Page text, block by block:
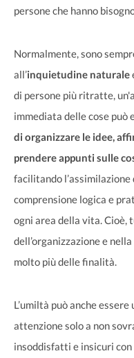
persone che hanno
Normalmente, sono
all’inquietudine naturale
di persone più ritratte,
immediata delle cose può
di organizzare le idee,
prendere appunti sulle
facilitando
comprensione logica e
ogni area della vita.
dell’organizzazione e
molto più delle finalità.
L’umiltà può anche
attenzione solo a non
insoddisfatti e insicuri